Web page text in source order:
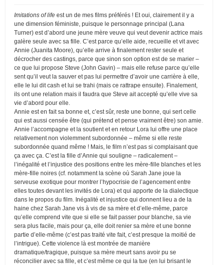
Imitations of life est un de mes films préférés ! Et oui, clairement il y a
une dimension féministe, puisque le personnage principal (Lana
Turner) est d’abord une jeune mère veuve qui veut devenir actrice mais
galère seule avec sa fille. C’est parce qu’elle aide, recueille et vit avec
Annie (Juanita Moore), qu’elle arrive à finalement rester seule et
décrocher des castings, parce que sinon son option est de se marier –
ce que lui propose Steve (John Gavin) – mais elle refuse parce qu’elle
sent qu’il veut la sauver et pas lui permettre d’avoir une carrière à elle,
elle le lui dit cash et lui se trahi (mais ce rattrape ensuite). Finalement,
ils ont une relation mais il faudra que Steve ait accepté qu’elle vive sa
vie d’abord pour elle.
Annie est en fait sa bonne et, c’est sûr, reste une bonne, qui sert celle
qui est aussi censée être (qui prétend et pense vraiment être) son amie.
Annie l’accompagne et la soutient et en retour Lora lui offre une place
relativement non violemment subordonnée – même si elle reste
subordonnée quand même ! Mais, le film n’est pas si complaisant que
ça avec ça. C’est la fille d’Annie qui souligne – radicalement –
l’inégalité et l’injustice des positions entre les mère-fille blanches et les
mère-fille noires (cf. notamment la scène où Sarah Jane joue la
serveuse exotique pour montrer l’hypocrisie de l’agencement entre
elles toutes devant les invités de Lora) et qui apporte de la dialectique
dans le propos du film. Inégalité et injustice qui donnent lieu a de la
haine chez Sarah Jane vis à vis de sa mère et d’elle-même, parce
qu’elle comprend vite que si elle se fait passer pour blanche, sa vie
sera plus facile, mais pour ça, elle doit renier sa mère et une bonne
partie d’elle-même (c’est pas traité vite fait, c’est presque la moitié de
l’intrigue). Cette violence là est montrée de manière
dramatique/tragique, puisque sa mère meurt sans avoir pu se
réconcilier avec sa fille, et c’est même ce qui la tue (en lui brisant le